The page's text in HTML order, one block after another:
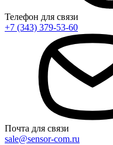
Телефон для связи
+7 (343) 379-53-60
Почта для связи
sale@sensor-com.ru